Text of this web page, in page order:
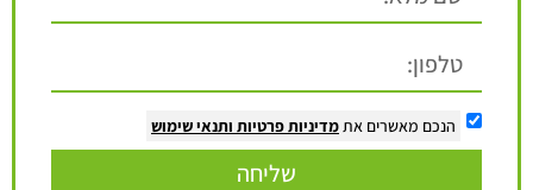
הנכם מאשרים את מדיניות פרטיות ותנאי שימוש
שליחה